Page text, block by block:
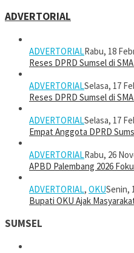
ADVERTORIAL
ADVERTORIALRabu, 18
Reses DPRD Sumsel di
ADVERTORIALSelasa, 17
Reses DPRD Sumsel di
ADVERTORIALSelasa, 17
Empat Anggota DPRD
ADVERTORIALRabu, 26
APBD Palembang 2026
ADVERTORIAL, OKUSenin,
Bupati OKU Ajak
SUMSEL